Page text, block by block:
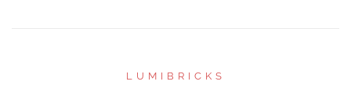
LUMIBRICKS